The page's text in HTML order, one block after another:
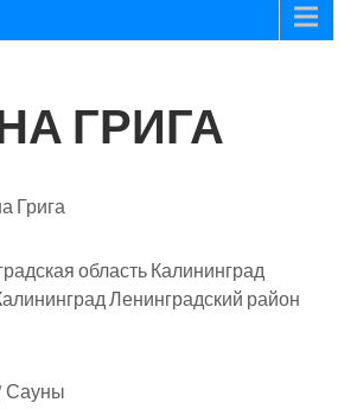
ГРИГА
Грига
область Калининград
Ленинградский район
Сауны